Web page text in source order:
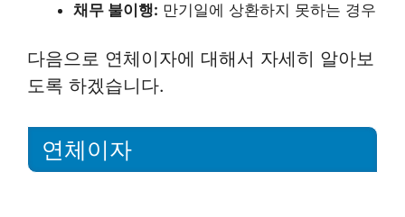
채무 불이행: 만기일에 상환하지 못하는 경우
다음으로 연체이자에 대해서 자세히 알아보
도록 하겠습니다.
연체이자